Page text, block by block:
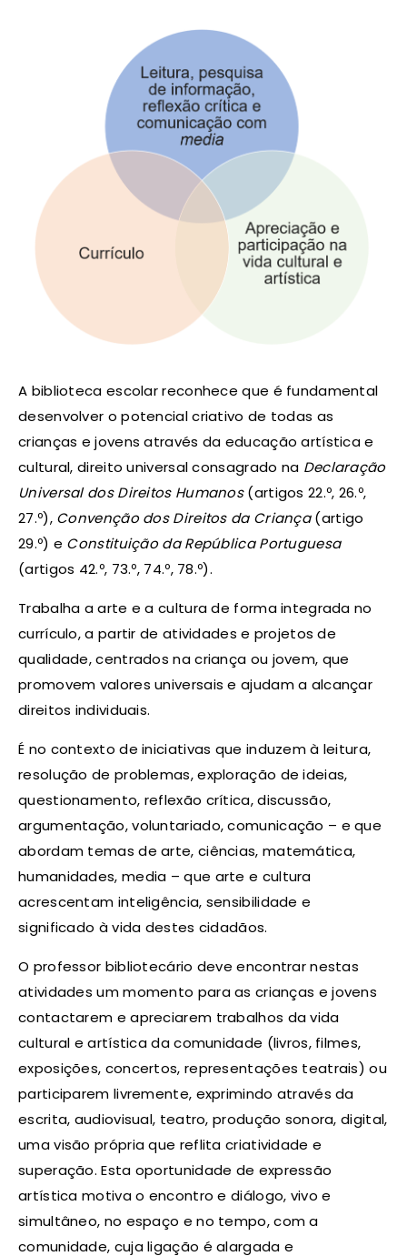
A biblioteca escolar reconhece que é fundamental
desenvolver o potencial criativo de todas as
crianças e jovens através da educação artística e
cultural, direito universal consagrado na Declaração
Universal dos Direitos Humanos(artigos 22.º, 26.º,
27.º), Convenção dos Direitos da Criança(artigo
29.º) e Constituição da República Portuguesa
(artigos 42.º, 73.º, 74.º, 78.º).
Trabalha a arte e a cultura de forma integrada no
currículo, a partir de atividades e projetos de
qualidade, centrados na criança ou jovem, que
promovem valores universais e ajudam a alcançar
direitos individuais.
É no contexto de iniciativas que induzem à leitura,
resolução de problemas, exploração de ideias,
questionamento, reflexão crítica, discussão,
argumentação, voluntariado, comunicação – e que
abordam temas de arte, ciências, matemática,
humanidades, media – que arte e cultura
acrescentam inteligência, sensibilidade e
significado à vida destes cidadãos.
O professor bibliotecário deve encontrar nestas
atividades um momento para as crianças e jovens
contactarem e apreciarem trabalhos da vida
cultural e artística da comunidade (livros, filmes,
exposições, concertos, representações teatrais) ou
participarem livremente, exprimindo através da
escrita, audiovisual, teatro, produção sonora, digital,
uma visão própria que reflita criatividade e
superação. Esta oportunidade de expressão
artística motiva o encontro e diálogo, vivo e
simultâneo, no espaço e no tempo, com a
comunidade, cuja ligação é alargada e